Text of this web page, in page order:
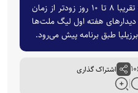
سرپرست تیم ملی والیبال گفت: تقریبا ۸ تا ۱۰ روز زودتر از زمان
هفته اول لیگ ملت‌ها
طبق برنامه پیش می‌رود.
اشتراک گذاری